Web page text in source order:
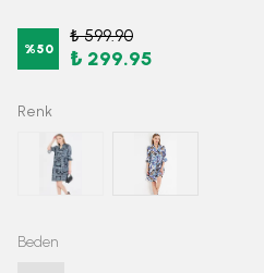
%50
₺ 599.90
₺ 299.95
Renk
Beden